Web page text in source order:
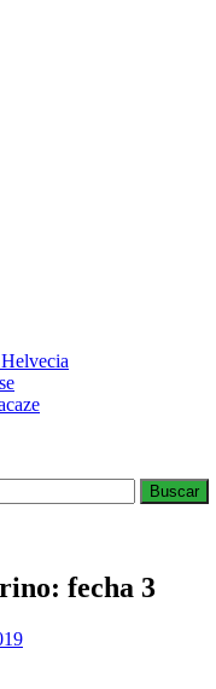
y la zona
fecha 3